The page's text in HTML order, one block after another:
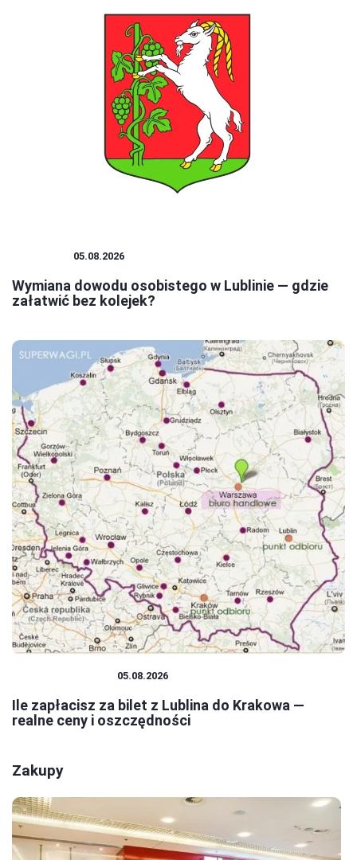
05.08.2026
Wymiana dowodu osobistego w Lublinie — gdzie
załatwić bez kolejek?
05.08.2026
Ile zapłacisz za bilet z Lublina do Krakowa —
realne ceny i oszczędności
Zakupy